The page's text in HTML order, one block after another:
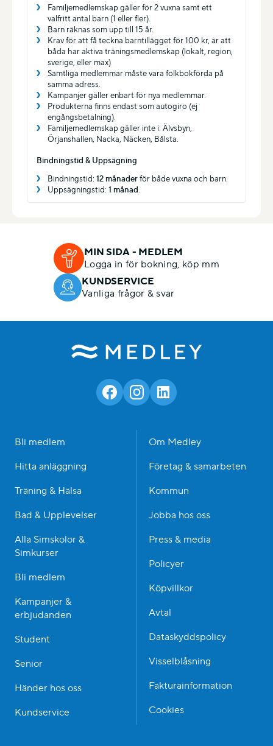
Familjemedlemskap gäller för 2 vuxna samt ett
valfritt antal barn (1 eller fler).
Barn räknas som upp till 15 år.
Krav för att få teckna barntillägget för 100 kr, är att
båda har aktiva träningsmedlemskap (lokalt, region,
sverige, eller max)
Samtliga medlemmar måste vara folk­bokförda på
samma adress.
Kampanjer gäller enbart för nya medlemmar.
Produkterna finns endast som autogiro (ej
engångsbetalning).
Familjemedlemskap gäller inte i: Älvsbyn,
Örjanshallen, Nacka, Näcken, Bålsta.
Bindningstid & Uppsägning
Bindningstid: 12 månaderför både vuxna och barn.
Uppsägningstid: 1 månad.
MIN SIDA - MEDLEM
Logga in för bokning, köp mm
KUNDSERVICE
Vanliga frågor & svar
Bli medlem
Hitta anläggning
Träning & Hälsa
Bad & Upplevelser
Alla Simskolor &
Simkurser
Bli medlem
Kampanjer &
erbjudanden
Student
Senior
Händer hos oss
Kundservice
Om Medley
Företag & samarbeten
Kommun
Jobba hos oss
Press & media
Policyer
Köpvillkor
Avtal
Dataskyddspolicy
Visselblåsning
Fakturainformation
Cookies